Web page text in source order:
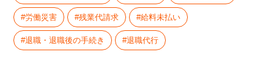
労働災害 残業代請求 給料未払い
退職・退職後の手続き 退職代行